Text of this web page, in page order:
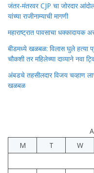
जंतर-मंतरवर CJP चा जोरदार
यांच्या राजीनाम्याची मागणी
महाराष्ट्रात पावसाचा
बीडमध्ये खळबळ: विलास घुले हत्या
चौकशी तर महिलेच्या दाव्याने नवा
अंबडचे तहसीलदार विजय चव्हाण
खळबळ
M
T W